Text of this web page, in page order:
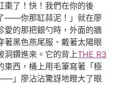
了！快！我們在你的後
——你那缸蒜泥！」就在廖
愛的那把銀勺時，外面的牆
著黑色燕尾服、戴著太陽眼
洞鑽進來。它的背上THE R3
東西，桶上用毛筆寫著「極
」廖沾沾驚訝地瞪大了眼